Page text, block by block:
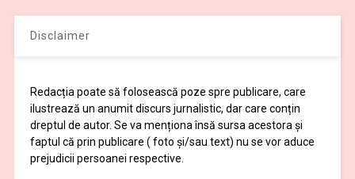
Disclaimer
Redacția poate să folosească poze spre publicare, care
ilustrează un anumit discurs jurnalistic, dar care conțin
dreptul de autor. Se va menționa însă sursa acestora și
faptul că prin publicare ( foto și/sau text) nu se vor aduce
prejudicii persoanei respective.